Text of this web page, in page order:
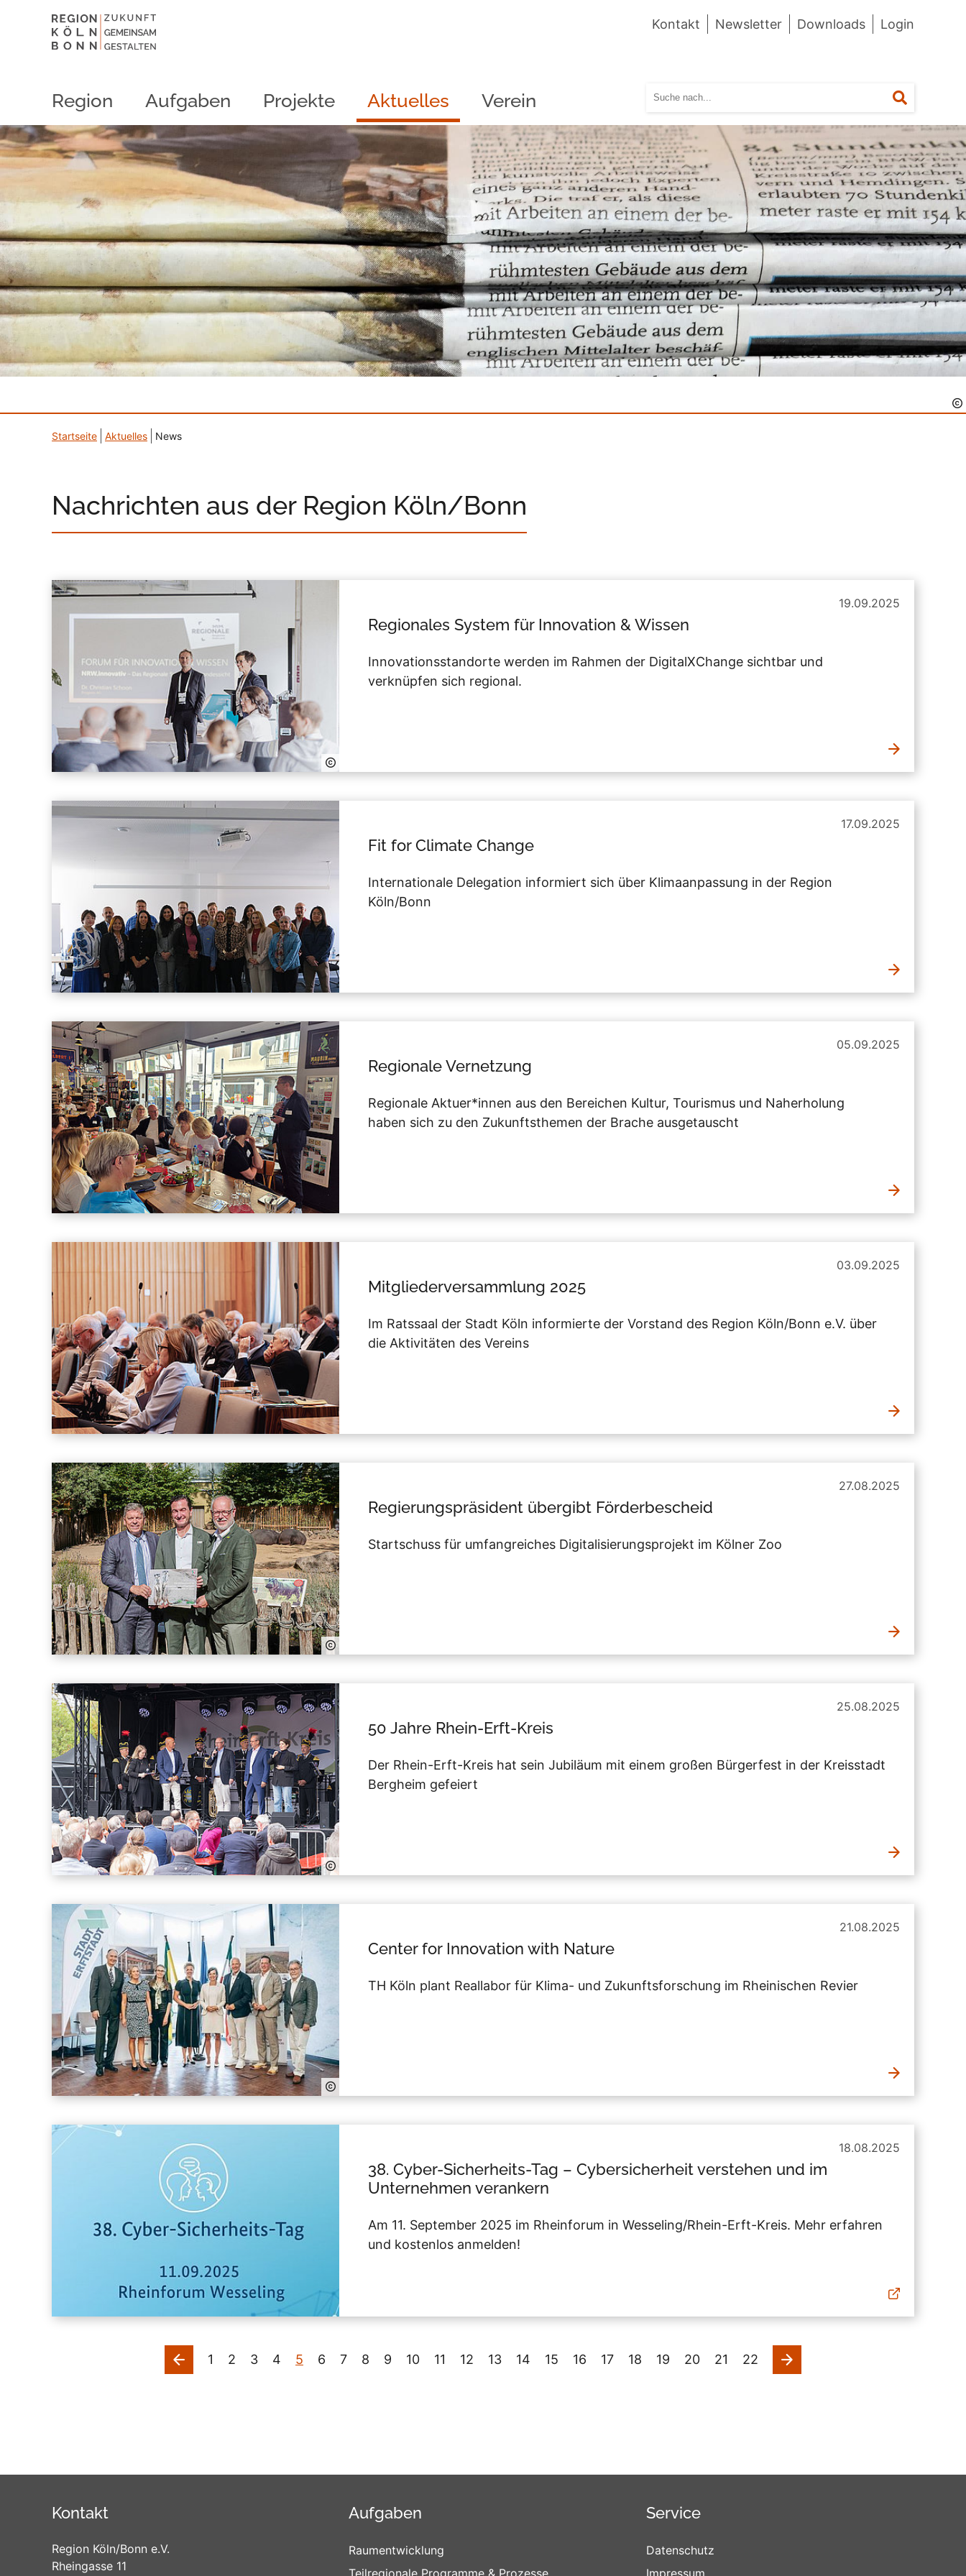
Kontakt Newsletter Downloads Login
Region Aufgaben Projekte Aktuelles Verein Suchen
Startseite Aktuelles News
Nachrichten aus der Region Köln/Bonn
19.09.2025
Regionales System für Innovation & Wissen
Innovationsstandorte werden im Rahmen der DigitalXChange sichtbar und
verknüpfen sich regional.
17.09.2025
Fit for Climate Change
Internationale Delegation informiert sich über Klimaanpassung in der Region
Köln/Bonn
05.09.2025
Regionale Vernetzung
Regionale Aktuer*innen aus den Bereichen Kultur, Tourismus und Naherholung
haben sich zu den Zukunftsthemen der Brache ausgetauscht
03.09.2025
Mitgliederversammlung 2025
Im Ratssaal der Stadt Köln informierte der Vorstand des Region Köln/Bonn e.V. über
die Aktivitäten des Vereins
27.08.2025
Regierungspräsident übergibt Förderbescheid
Startschuss für umfangreiches Digitalisierungsprojekt im Kölner Zoo
25.08.2025
50 Jahre Rhein-Erft-Kreis
Der Rhein-Erft-Kreis hat sein Jubiläum mit einem großen Bürgerfest in der Kreisstadt
Bergheim gefeiert
21.08.2025
Center for Innovation with Nature
TH Köln plant Reallabor für Klima- und Zukunftsforschung im Rheinischen Revier
18.08.2025
38. Cyber-Sicherheits-Tag – Cybersicherheit verstehen und im
Unternehmen verankern
Am 11. September 2025 im Rheinforum in Wesseling/Rhein-Erft-Kreis. Mehr erfahren
und kostenlos anmelden!
vorherige
1 2 3 4 5 6 7 8 9 10 11 12 13 14 15 16 17 18 19 20 21 22 nächste
Kontakt
Region Köln/Bonn e.V.
Rheingasse 11
Aufgaben
Raumentwicklung
Teilregionale Programme & Prozesse
Service
Datenschutz
Impressum